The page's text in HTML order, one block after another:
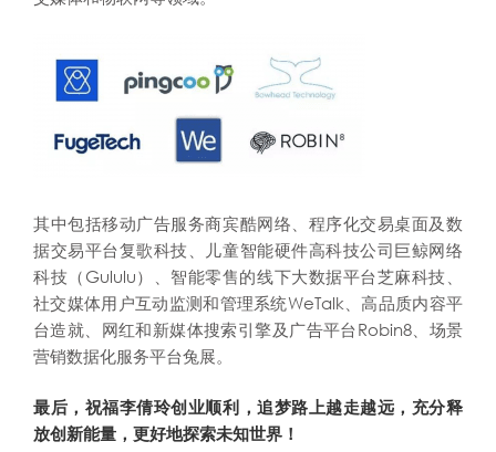
其中包括移动广告服务商宾酷网络、程序化交易桌面及数
据交易平台复歌科技、儿童智能硬件高科技公司巨鲸网络
科技（Gululu）、智能零售的线下大数据平台芝麻科技、
社交媒体用户互动监测和管理系统WeTalk、高品质内容平
台造就、网红和新媒体搜索引擎及广告平台Robin8、场景
营销数据化服务平台兔展。
最后，祝福李倩玲创业顺利，追梦路上越走越远，充分释
放创新能量，更好地探索未知世界！